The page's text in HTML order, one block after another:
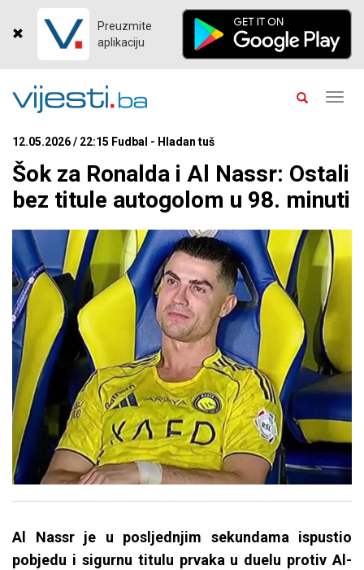
Preuzmite
aplikaciju
12.05.2026 / 22:15 Fudbal - Hladan tuš
Šok za Ronalda i Al Nassr: Ostali
bez titule autogolom u 98. minuti
Al Nassr je u posljednjim sekundama ispustio
pobjedu i sigurnu titulu prvaka u duelu protiv Al-